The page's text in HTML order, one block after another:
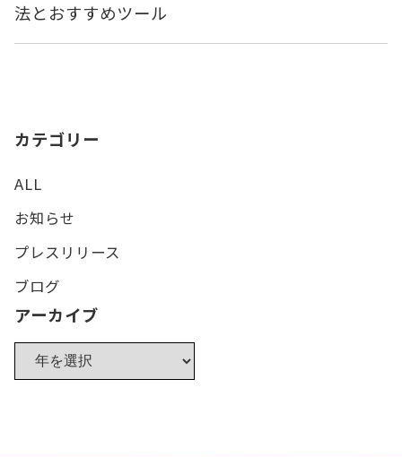
法とおすすめツール
カテゴリー
ALL
お知らせ
プレスリリース
ブログ
アーカイブ